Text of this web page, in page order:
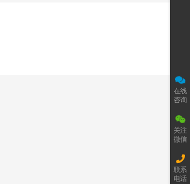
在线
咨询
关注
微信
联系
电话